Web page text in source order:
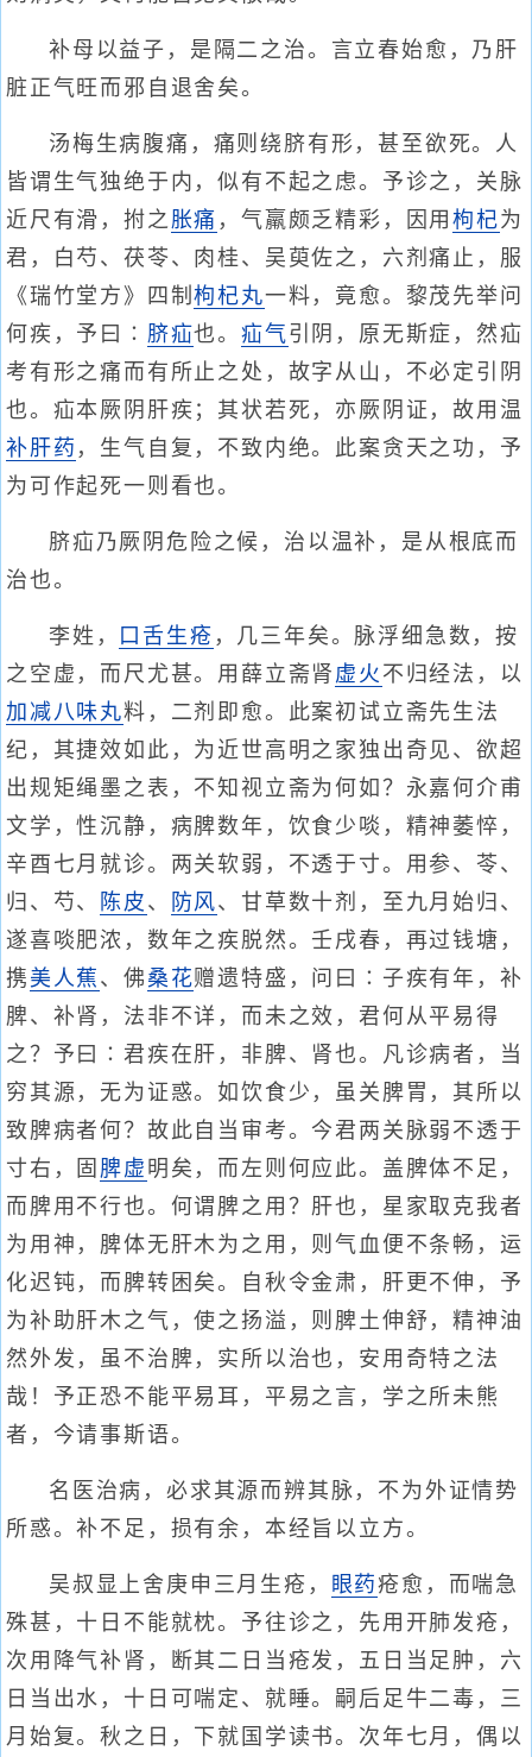
补母以益子，是隔二之治。言立春始愈，乃肝
脏正气旺而邪自退舍矣。
汤梅生病腹痛，痛则绕脐有形，甚至欲死。人
皆谓生气独绝于内，似有不起之虑。予诊之，关脉
近尺有滑，拊之胀痛 ，气羸颇乏精彩，因用枸杞为
君，白芍、茯苓、肉桂、吴萸佐之，六剂痛止，服
《瑞竹堂方》四制枸杞丸一料，竟愈。黎茂先举问
何疾，予曰∶ 脐疝也。疝气引阴，原无斯症，然疝
考有形之痛而有所止之处，故字从山，不必定引阴
也。疝本厥阴肝疾；其状若死，亦厥阴证，故用温
补肝药 ，生气自复，不致内绝。此案贪天之功，予
为可作起死一则看也。
脐疝乃厥阴危险之候，治以温补，是从根底而
治也。
李姓， 口舌生疮 ，几三年矣。脉浮细急数，按
之空虚，而尺尤甚。用薛立斋肾 虚火 不归经法，以
加减八味丸料，二剂即愈。此案初试立斋先生法
纪，其捷效如此，为近世高明之家独出奇见、欲超
出规矩绳墨之表，不知视立斋为何如？永嘉何介甫
文学，性沉静，病脾数年，饮食少啖，精神萎悴，
辛酉七月就诊。两关软弱，不透于寸。用参、苓、
归、芍、
陈皮 、 防风、甘草数十剂，至九月始归、
遂喜啖肥浓，数年之疾脱然。壬戌春，再过钱塘，
携 美人蕉 、佛 桑花赠遗特盛，问曰∶子疾有年，补
脾、补肾，法非不详，而未之效，君何从平易得
之？予曰∶君疾在肝，非脾、肾也。凡诊病者，当
穷其源，无为证惑。如饮食少，虽关脾胃，其所以
致脾病者何？故此自当审考。今君两关脉弱不透于
寸右，固 脾虚 明矣，而左则何应此。盖脾体不足，
而脾用不行也。何谓脾之用？肝也，星家取克我者
为用神，脾体无肝木为之用，则气血便不条畅，运
化迟钝，而脾转困矣。自秋令金肃，肝更不伸，予
为补助肝木之气，使之扬溢，则脾土伸舒，精神油
然外发，虽不治脾，实所以治也，安用奇特之法
哉！予正恐不能平易耳，平易之言，学之所未熊
者，今请事斯语。
名医治病，必求其源而辨其脉，不为外证情势
所惑。补不足，损有余，本经旨以立方。
吴叔显上舍庚申三月生疮， 眼药疮愈，而喘急
殊甚，十日不能就枕。予往诊之，先用开肺发疮，
次用降气补肾，断其二日当疮发，五日当足肿，六
日当出水，十日可喘定、就睡。嗣后足牛二毒，三
月始复。秋之日，下就国学读书。次年七月，偶以